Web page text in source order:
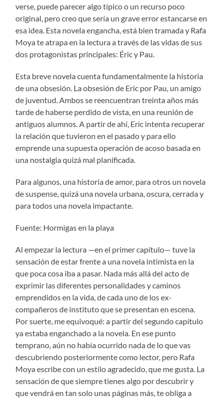
verse, puede parecer algo típico o un recurso poco
original, pero creo que sería un grave error estancarse en
esa idea. Esta novela engancha, está bien tramada y Rafa
Moya te atrapa en la lectura a través de las vidas de sus
dos protagonistas principales: Éric y Pau.
Esta breve novela cuenta fundamentalmente la historia
de una obsesión. La obsesión de Eric por Pau, un amigo
de juventud. Ambos se reencuentran treinta años más
tarde de haberse perdido de vista, en una reunión de
antiguos alumnos. A partir de ahí, Eric intenta recuperar
la relación que tuvieron en el pasado y para ello
emprende una supuesta operación de acoso basada en
una nostalgia quizá mal planificada.
Para algunos, una historia de amor, para otros un novela
de suspense, quizá una novela urbana, oscura, cerrada y
para todos una novela impactante.
Fuente: Hormigas en la playa
Al empezar la lectura —en el primer capítulo— tuve la
sensación de estar frente a una novela intimista en la
que poca cosa iba a pasar. Nada más allá del acto de
exprimir las diferentes personalidades y caminos
emprendidos en la vida, de cada uno de los ex-
compañeros de instituto que se presentan en escena.
Por suerte, me equivoqué: a partir del segundo capítulo
ya estaba enganchado a la novela. En ese punto
temprano, aún no había ocurrido nada de lo que vas
descubriendo posteriormente como lector, pero Rafa
Moya escribe con un estilo agradecido, que me gusta. La
sensación de que siempre tienes algo por descubrir y
que vendrá en tan solo unas páginas más, te obliga a